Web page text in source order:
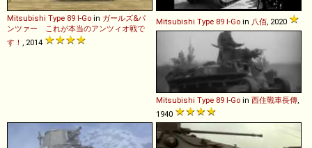
Mitsubishi Type 89 I-Go in ガールズ&パ
ンツァー これが本当のアンツィオ戦で
す！
, 2014
Mitsubishi Type 89 I-Go in 八佰 , 2020
Mitsubishi Type 89 I-Go in 西住戰車長傳
1940